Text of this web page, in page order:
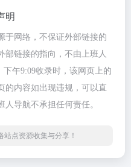
明
于网络，不保证外部链接的
部链接的指向，不由上班人
下午9:09收录时，该网页上的
的内容如出现违规，可以直
导航不承担任何责任。
站点资源收集与分享！